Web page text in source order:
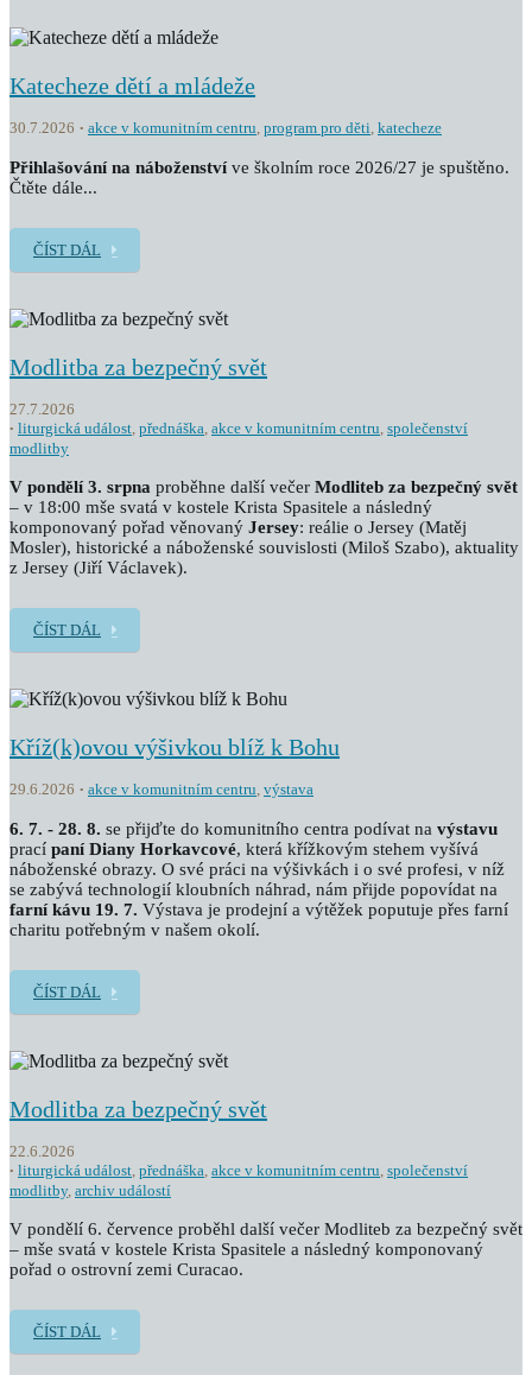
Katecheze dětí a mládeže
30.7.2026 akce v komunitním centru, program pro děti, katecheze
Přihlašování na náboženstvíve školním roce 2026/27 je spuštěno.
Čtěte dále...
ČÍST DÁL
Modlitba za bezpečný svět
27.7.2026
liturgická událost, přednáška, akce v komunitním centru, společenství
modlitby
V pondělí 3. srpna proběhne další večer Modliteb za bezpečný svět
– v 18:00 mše svatá v kostele Krista Spasitele a následný
komponovaný pořad věnovaný Jersey: reálie o Jersey (Matěj
Mosler), historické a náboženské souvislosti (Miloš Szabo), aktuality
z Jersey (Jiří Václavek).
ČÍST DÁL
Kříž(k)ovou výšivkou blíž k Bohu
29.6.2026 akce v komunitním centru, výstava
6. 7. - 28. 8. se přijďte do komunitního centra podívat na výstavu
prací paní Diany Horkavcové, která křížkovým stehem vyšívá
náboženské obrazy. O své práci na výšivkách i o své profesi, v níž
se zabývá technologií kloubních náhrad, nám přijde popovídat na
farní kávu 19. 7. Výstava je prodejní a výtěžek poputuje přes farní
charitu potřebným v našem okolí.
ČÍST DÁL
Modlitba za bezpečný svět
22.6.2026
liturgická událost, přednáška, akce v komunitním centru, společenství
modlitby, archiv událostí
V pondělí 6. července proběhl další večer Modliteb za bezpečný svět
– mše svatá v kostele Krista Spasitele a následný komponovaný
pořad o ostrovní zemi Curacao.
ČÍST DÁL